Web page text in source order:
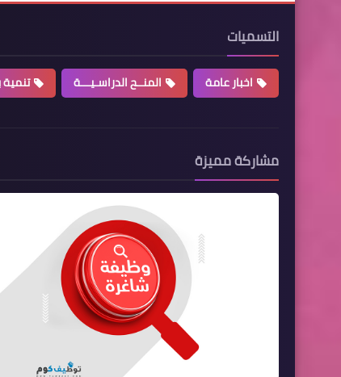
التسميات
اخبار عامة المنــح الدراسـيـــة
مشاركة مميزة